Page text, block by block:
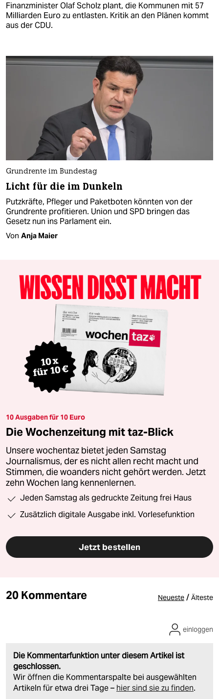
Finanzminister Olaf Scholz plant, die Kommunen mit 57
Milliarden Euro zu entlasten. Kritik an den Plänen kommt
aus der CDU.
Grundrente im Bundestag
Licht für die im Dunkeln
Putzkräfte, Pfleger und Paketboten könnten von der
Grundrente profitieren. Union und SPD bringen das
Gesetz nun ins Parlament ein.
Von Anja Maier
10 Ausgaben für 10 Euro
Die Wochenzeitung mit taz-Blick
Unsere wochentaz bietet jeden Samstag
Journalismus, der es nicht allen recht macht und
Stimmen, die woanders nicht gehört werden. Jetzt
zehn Wochen lang kennenlernen.
Jeden Samstag als gedruckte Zeitung frei Haus
Zusätzlich digitale Ausgabe inkl. Vorlesefunktion
Jetzt bestellen
20 Kommentare Neueste / Älteste
Die Kommentarfunktion unter diesem Artikel ist
geschlossen.
Wir öffnen die Kommentarspalte bei ausgewählten
Artikeln für etwa drei Tage – hier sind sie zu finden.
einloggen